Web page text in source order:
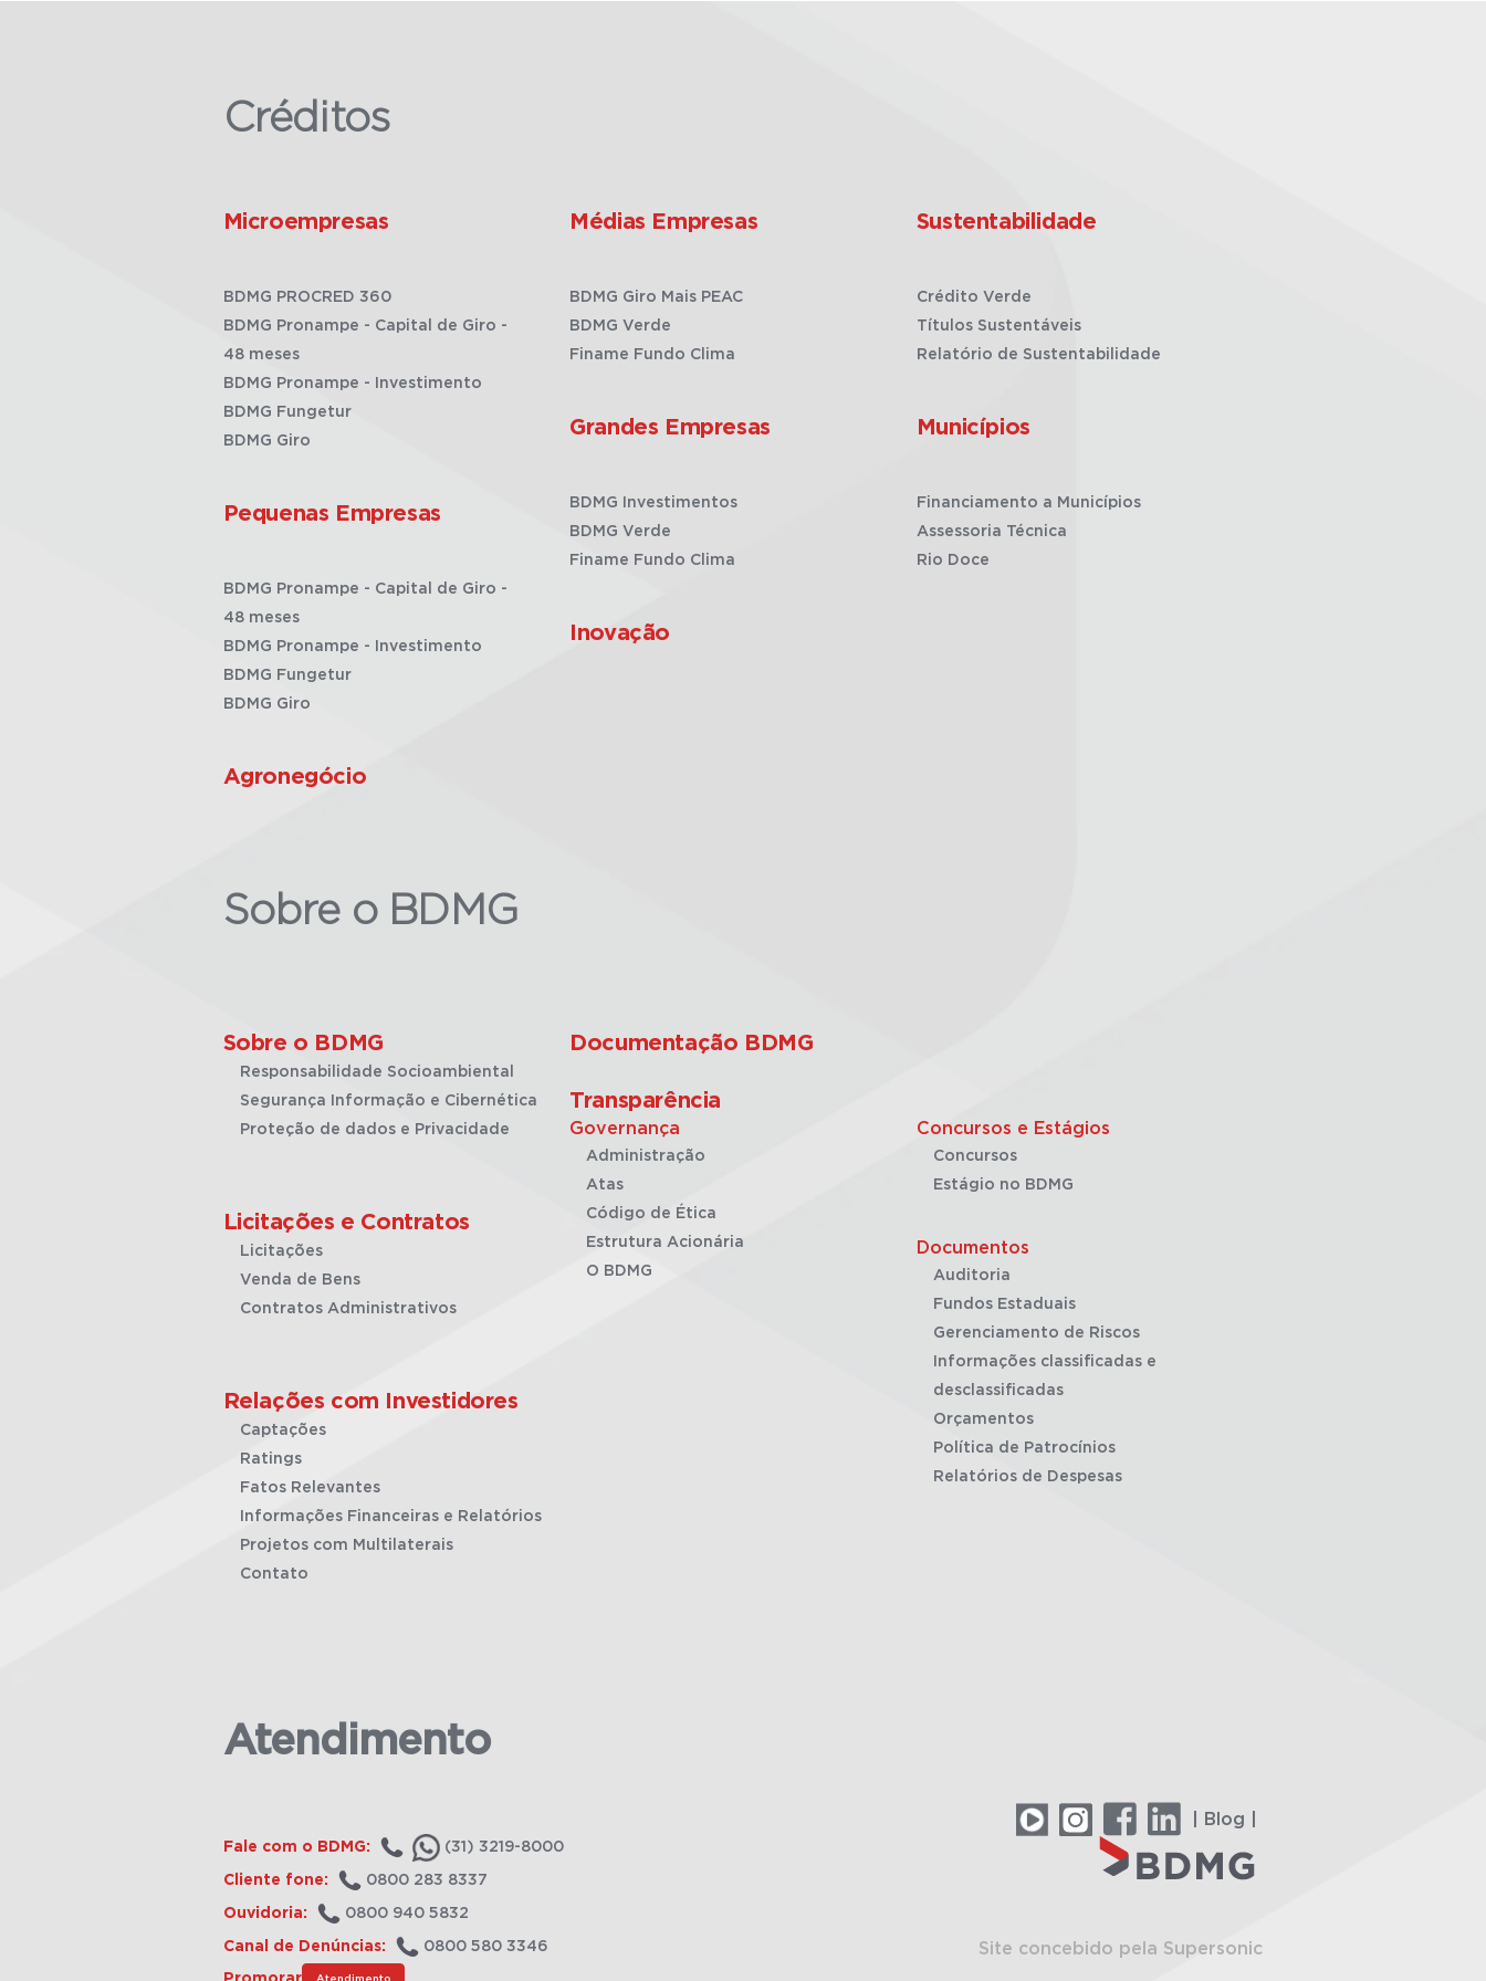
Créditos
Microempresas
BDMG PROCRED 360
BDMG Pronampe - Capital de Giro -
48 meses
BDMG Pronampe - Investimento
BDMG Fungetur
BDMG Giro
Pequenas Empresas
BDMG Pronampe - Capital de Giro -
48 meses
BDMG Pronampe - Investimento
BDMG Fungetur
BDMG Giro
Agronegócio
Médias Empresas
BDMG Giro Mais PEAC
BDMG Verde
Finame Fundo Clima
Grandes Empresas
BDMG Investimentos
BDMG Verde
Finame Fundo Clima
Inovação
Sustentabilidade
Crédito Verde
Títulos Sustentáveis
Relatório de Sustentabilidade
Municípios
Financiamento a Municípios
Assessoria Técnica
Rio Doce
Sobre o BDMG
Sobre o BDMG
Responsabilidade Socioambiental
Segurança Informação e Cibernética
Proteção de dados e Privacidade
Licitações e Contratos
Licitações
Venda de Bens
Contratos Administrativos
Relações com Investidores
Captações
Ratings
Fatos Relevantes
Informações Financeiras e Relatórios
Projetos com Multilaterais
Contato
Documentação BDMG
Transparência
Governança
Administração
Atas
Código de Ética
Estrutura Acionária
O BDMG
Concursos e Estágios
Concursos
Estágio no BDMG
Documentos
Auditoria
Fundos Estaduais
Gerenciamento de Riscos
Informações classificadas e
desclassificadas
Orçamentos
Política de Patrocínios
Relatórios de Despesas
Atendimento
Fale com o BDMG: (31) 3219-8000
Cliente fone: 0800 283 8337
Ouvidoria: 0800 940 5832
Canal de Denúncias: 0800 580 3346
Atendimento
| Blog |
Site concebido pela Supersonic